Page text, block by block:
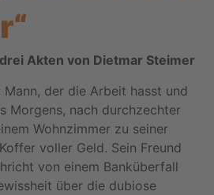
Akten von Dietmar Steimer
der die Arbeit hasst und
Morgens, nach durchzechter
Wohnzimmer zu seiner
voller Geld. Sein Freund
von einem Banküberfall
über die dubiose